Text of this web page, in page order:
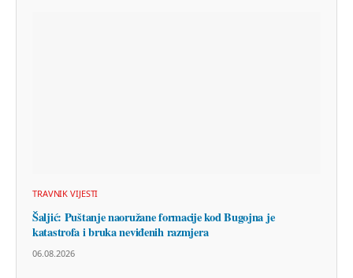
TRAVNIK VIJESTI
Šaljić: Puštanje naoružane formacije kod Bugojna je
katastrofa i bruka neviđenih razmjera
06.08.2026